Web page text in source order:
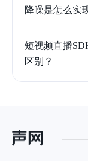
降噪是怎么实
短视频直播
区别？